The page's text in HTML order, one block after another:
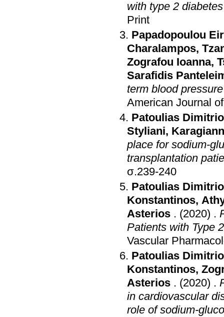
with type 2 diabetes
Print
Papadopoulou
Charalampos,
Zografou Ioanna,
Sarafidis
term blood
American Journal
Patoulias
Styliani,
place for sodium-
transplantation
σ.239-240
Patoulias
Konstantinos,
Asterios . (2020) .
Patients with Type
Vascular
Patoulias
Konstantinos,
Asterios . (2020) .
in cardiovascular
role of